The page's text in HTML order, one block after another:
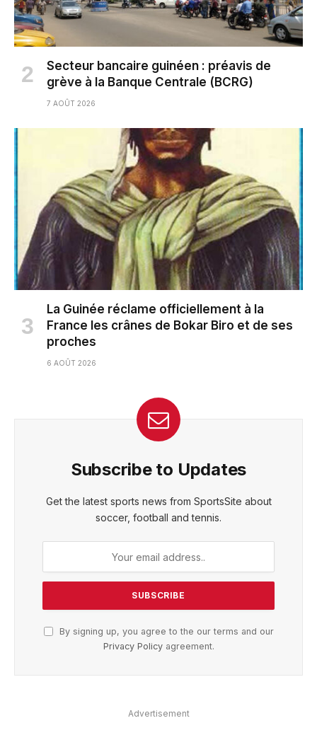
Secteur bancaire guinéen : préavis de
grève à la Banque Centrale (BCRG)
7 AOÛT 2026
La Guinée réclame officiellement à la
France les crânes de Bokar Biro et de ses
proches
6 AOÛT 2026
Subscribe to Updates
Get the latest sports news from SportsSite about
soccer, football and tennis.
By signing up, you agree to the our terms and our
Privacy Policyagreement.
Advertisement